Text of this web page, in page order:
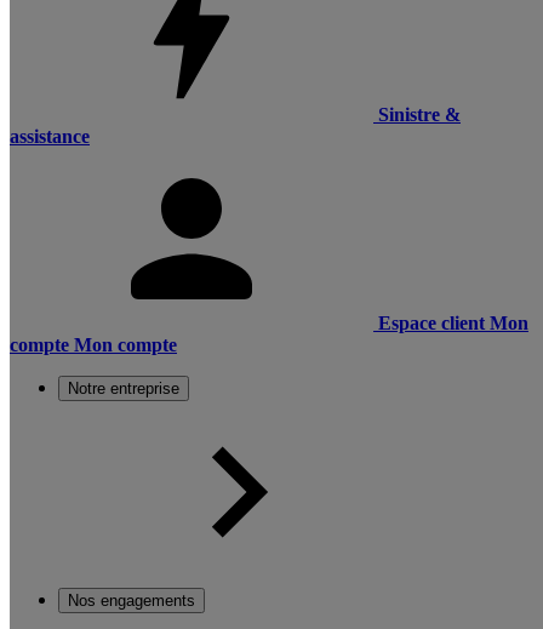
Sinistre &
assistance
Espace client Mon
compte Mon compte
Notre entreprise
Nos engagements